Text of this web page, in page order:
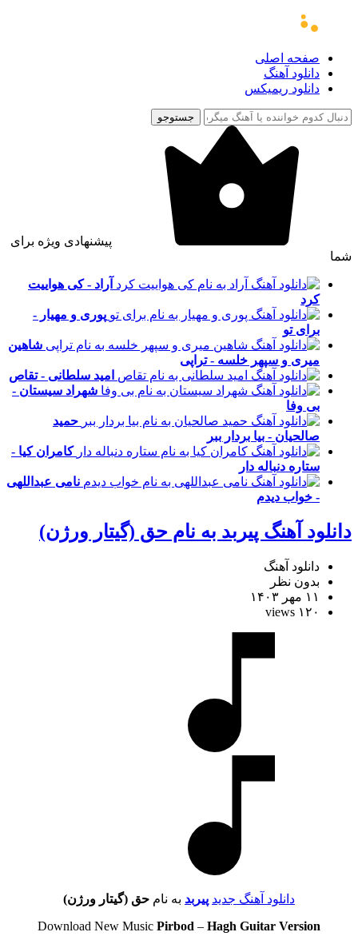
صفحه اصلی
دانلود آهنگ
دانلود ریمیکس
جستوجو
پیشنهادی ویژه برای
شما
آراد - کی هواییت
کرد
پوری و مهیار -
برای تو
شاهین
میری و سپهر خلسه - تراپی
امید سلطانی - تقاص
شهراد سیستان -
بی وفا
حمید
صالحیان - بیا بردار ببر
کامران کیا -
ستاره دنباله دار
نامی عبداللهی
- خواب دیدم
دانلود آهنگ پیربد به نام حق (گیتار ورژن)
دانلود آهنگ
بدون نظر
۱۱ مهر ۱۴۰۳
۱۲۰ views
دانلود آهنگ جدید پیربد به نام حق (گیتار ورژن)
Download New Music Pirbod – Hagh Guitar Version